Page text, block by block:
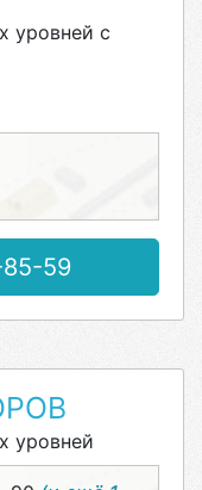
уровней с
59
уровней